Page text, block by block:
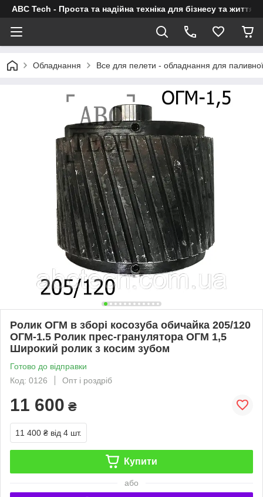
ABC Tech - Проста та надійна техніка для бізнесу та життя
Обладнання Все для пелети - обладнання для
Ролик ОГМ в зборі косозуба обичайка 205/120
ОГМ-1.5 Ролик прес-гранулятора ОГМ 1,5
Широкий ролик з косим зубом
Готово до відправки
Код: 0126
Опт і роздріб
11 600 ₴
11 400 ₴ від 4 шт.
Купити
або